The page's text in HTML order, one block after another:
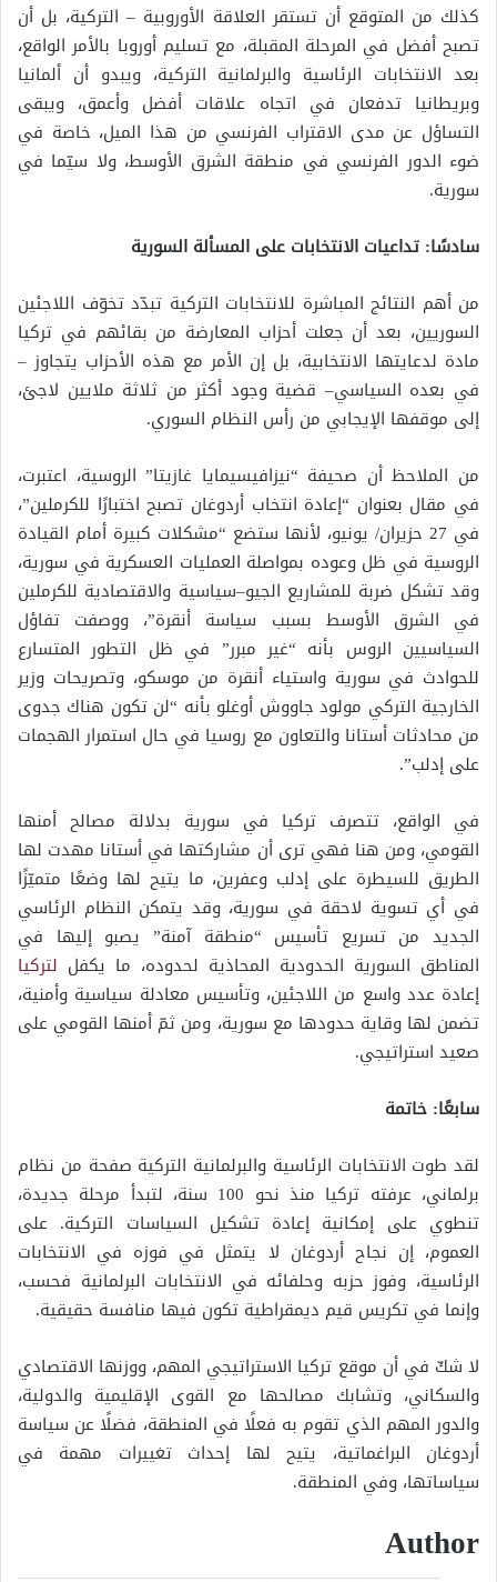
كذلك من المتوقع أن تستقر العلاقة الأوروبية – التركية، بل أن
تصبح أفضل في المرحلة المقبلة، مع تسليم أوروبا بالأمر الواقع،
بعد الانتخابات الرئاسية والبرلمانية التركية، ويبدو أن ألمانيا
وبريطانيا تدفعان في اتجاه علاقات أفضل وأعمق، ويبقى
التساؤل عن مدى الاقتراب الفرنسي من هذا الميل، خاصة في
ضوء الدور الفرنسي في منطقة الشرق الأوسط، ولا سيّما في
سورية.
سادسًا: تداعيات الانتخابات على المسألة السورية
من أهم النتائج المباشرة للانتخابات التركية تبدّد تخوّف اللاجئين
السوريين، بعد أن جعلت أحزاب المعارضة من بقائهم في تركيا
مادة لدعايتها الانتخابية، بل إن الأمر مع هذه الأحزاب يتجاوز –
في بعده السياسي– قضية وجود أكثر من ثلاثة ملايين لاجئ،
إلى موقفها الإيجابي من رأس النظام السوري.
من الملاحظ أن صحيفة “نيزافيسيمايا غازيتا” الروسية، اعتبرت،
في مقال بعنوان “إعادة انتخاب أردوغان تصبح اختبارًا للكرملين”،
في 27 حزيران/ يونيو، لأنها ستضع “مشكلات كبيرة أمام القيادة
الروسية في ظل وعوده بمواصلة العمليات العسكرية في سورية،
وقد تشكل ضربة للمشاريع الجيو–سياسية والاقتصادية للكرملين
في الشرق الأوسط بسبب سياسة أنقرة”، ووصفت تفاؤل
السياسيين الروس بأنه “غير مبرر” في ظل التطور المتسارع
للحوادث في سورية واستياء أنقرة من موسكو، وتصريحات وزير
الخارجية التركي مولود جاووش أوغلو بأنه “لن تكون هناك جدوى
من محادثات أستانا والتعاون مع روسيا في حال استمرار الهجمات
على إدلب”.
في الواقع، تتصرف تركيا في سورية بدلالة مصالح أمنها
القومي، ومن هنا فهي ترى أن مشاركتها في أستانا مهدت لها
الطريق للسيطرة على إدلب وعفرين، ما يتيح لها وضعًا متميّزًا
في أي تسوية لاحقة في سورية، وقد يتمكن النظام الرئاسي
الجديد من تسريع تأسيس “منطقة آمنة” يصبو إليها في
المناطق السورية الحدودية المحاذية لحدوده، ما يكفل لتركيا
إعادة عدد واسع من اللاجئين، وتأسيس معادلة سياسية وأمنية،
تضمن لها وقاية حدودها مع سورية، ومن ثمّ أمنها القومي على
صعيد استراتيجي.
سابعًا: خاتمة
لقد طوت الانتخابات الرئاسية والبرلمانية التركية صفحة من نظام
برلماني، عرفته تركيا منذ نحو 100 سنة، لتبدأ مرحلة جديدة،
تنطوي على إمكانية إعادة تشكيل السياسات التركية. على
العموم، إن نجاح أردوغان لا يتمثل في فوزه في الانتخابات
الرئاسية، وفوز حزبه وحلفائه في الانتخابات البرلمانية فحسب،
وإنما في تكريس قيم ديمقراطية تكون فيها منافسة حقيقية.
لا شكّ في أن موقع تركيا الاستراتيجي المهم، ووزنها الاقتصادي
والسكاني، وتشابك مصالحها مع القوى الإقليمية والدولية،
والدور المهم الذي تقوم به فعلًا في المنطقة، فضلًا عن سياسة
أردوغان البراغماتية، يتيح لها إحداث تغييرات مهمة في
سياساتها، وفي المنطقة.
Author